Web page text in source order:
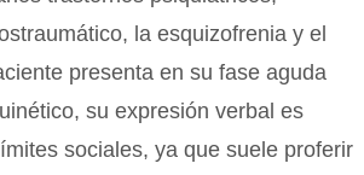
la esquizofrenia y el
presenta en su fase aguda
su expresión verbal es
sociales, ya que suele proferir